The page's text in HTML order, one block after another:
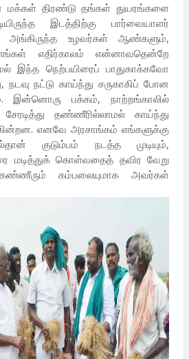
மக்கள் திரண்டு தங்கள் துயரங்களை
இடத்திற்கு பார்வையாளர்
அங்கிருந்த உழவர்கள் ஆண்களும்,
எதிர்காலம் என்னாவதென்றே
இந்த நெற்பயிரைப் பாதுகாக்கவோ
நடவு நட்டு காய்ந்து சருகாகிப் போன
இன்னொரு பக்கம், நாற்றங்காலில்
சேரடித்து தண்ணீரில்லாமல் காய்ந்து
எனவே அரசாங்கம் எங்களுக்கு
குடும்பம் நடத்த முடியும்,
மடித்துக் கொள்வதைத் தவிர வேறு
கம்பலையுமாக அவர்கள்